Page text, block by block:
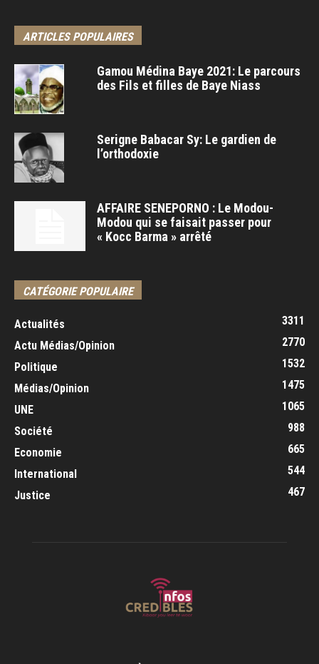
ARTICLES POPULAIRES
Gamou Médina Baye 2021: Le parcours
des Fils et filles de Baye Niass
Serigne Babacar Sy: Le gardien de
l’orthodoxie
AFFAIRE SENEPORNO : Le Modou-
Modou qui se faisait passer pour
« Kocc Barma » arrêté
CATÉGORIE POPULAIRE
Actualités
3311
Actu Médias/Opinion
2770
Politique
1532
Médias/Opinion
1475
UNE
1065
Société
988
Economie
665
International
544
Justice
467